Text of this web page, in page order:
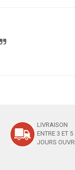
LIVRAISON
ENTRE 3 ET 5
JOURS